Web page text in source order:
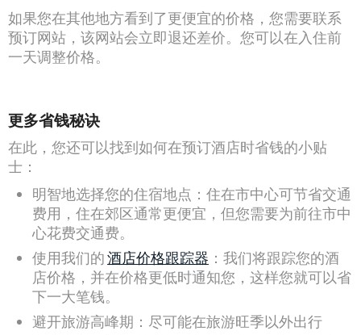
如果您在其他地方看到了更便宜的价格，您需要联系
预订网站，该网站会立即退还差价。您可以在入住前
一天调整价格。
更多省钱秘诀
在此，您还可以找到如何在预订酒店时省钱的小贴
士：
明智地选择您的住宿地点：住在市中心可节省交通
费用，住在郊区通常更便宜，但您需要为前往市中
心花费交通费。
使用我们的酒店价格跟踪器 ：我们将跟踪您的酒
店价格，并在价格更低时通知您，这样您就可以省
下一大笔钱。
避开旅游高峰期：尽可能在旅游旺季以外出行